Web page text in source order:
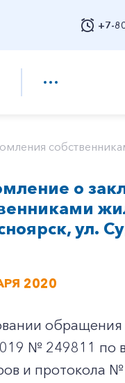
+7-
о
ул.
2020
№ 249811 по
и протокола